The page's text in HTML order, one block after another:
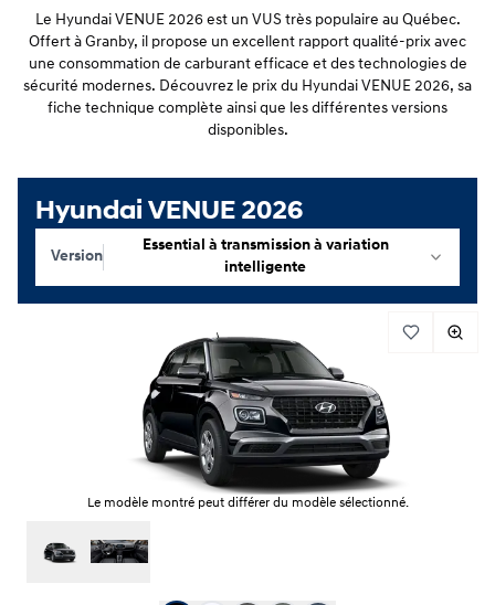
Le Hyundai VENUE 2026 est un VUS très populaire au Québec.
Offert à Granby, il propose un excellent rapport qualité-prix avec
une consommation de carburant efficace et des technologies de
sécurité modernes. Découvrez le prix du Hyundai VENUE 2026, sa
fiche technique complète ainsi que les différentes versions
disponibles.
Hyundai VENUE 2026
Version
Essential à transmission à variation
intelligente
Le modèle montré peut différer du modèle sélectionné.